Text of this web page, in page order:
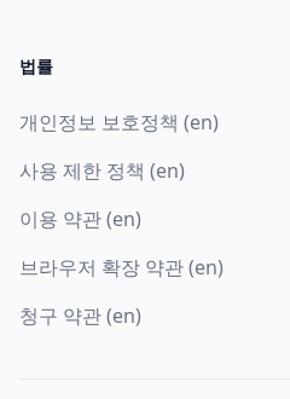
법률
개인정보 보호정책 (en)
사용 제한 정책 (en)
이용 약관 (en)
브라우저 확장 약관 (en)
청구 약관 (en)